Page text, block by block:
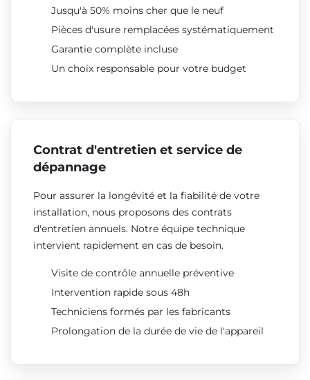
Jusqu'à 50% moins cher que le neuf
Pièces d'usure remplacées systématiquement
Garantie complète incluse
Un choix responsable pour votre budget
Contrat d'entretien et service de
dépannage
Pour assurer la longévité et la fiabilité de votre
installation, nous proposons des contrats
d'entretien annuels. Notre équipe technique
intervient rapidement en cas de besoin.
Visite de contrôle annuelle préventive
Intervention rapide sous 48h
Techniciens formés par les fabricants
Prolongation de la durée de vie de l'appareil